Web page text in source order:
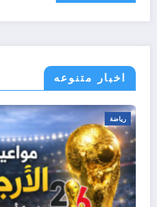
اخبار متنوعه